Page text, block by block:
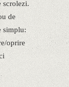
scrolezi.
de
simplu:
oprire